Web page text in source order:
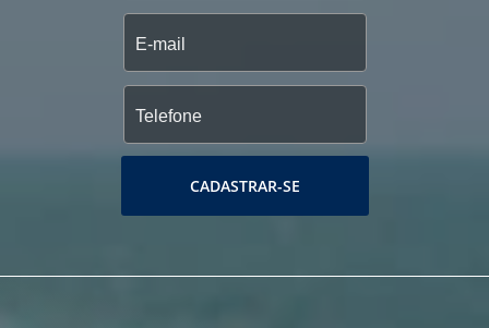
CADASTRAR-SE